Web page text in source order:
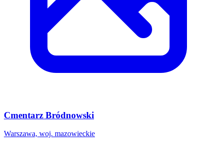
Cmentarz Bródnowski
Warszawa, woj. mazowieckie